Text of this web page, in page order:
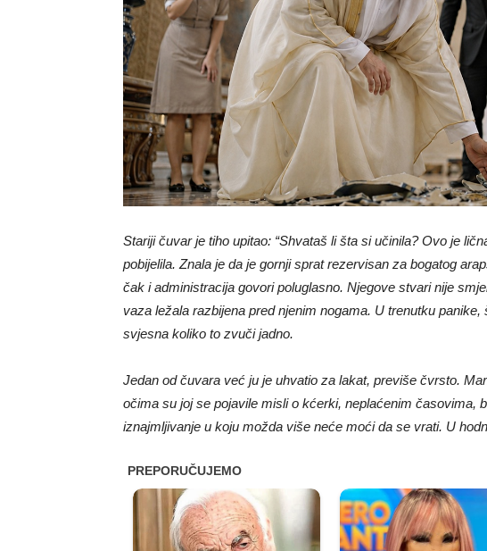
Stariji čuvar je tiho upitao: “Shvataš li šta si učinila? Ovo je
pobijelila. Znala je da je gornji sprat rezervisan za bogatog
čak i administracija govori poluglasno. Njegove stvari nije
vaza ležala razbijena pred njenim nogama. U trenutku
svjesna koliko to zvuči jadno.
Jedan od čuvara već ju je uhvatio za lakat, previše čvrsto.
očima su joj se pojavile misli o kćerki, neplaćenim časovima,
iznajmljivanje u koju možda više neće moći da se vrati. U